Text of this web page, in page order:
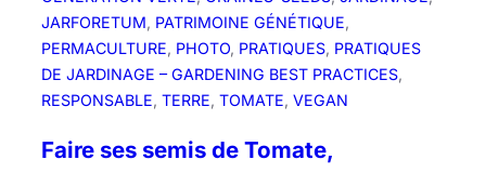
m
a
s
JARFORETUM, PATRIMOINE GÉNÉTIQUE
PERMACULTURE, PHOTO, PRATIQUES, PRATIQUES
DE JARDINAGE – GARDENING BEST PRACTICES
RESPONSABLE, TERRE, TOMATE, VEGAN
Faire ses semis de Tomate,